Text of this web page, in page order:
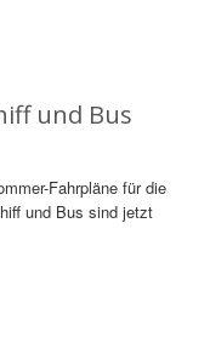
und Bus
Fahrpläne für die
und Bus sind jetzt